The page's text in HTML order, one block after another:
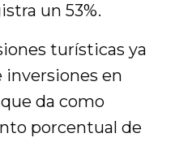
un 53%.
turísticas ya
inversiones en
da como
porcentual de